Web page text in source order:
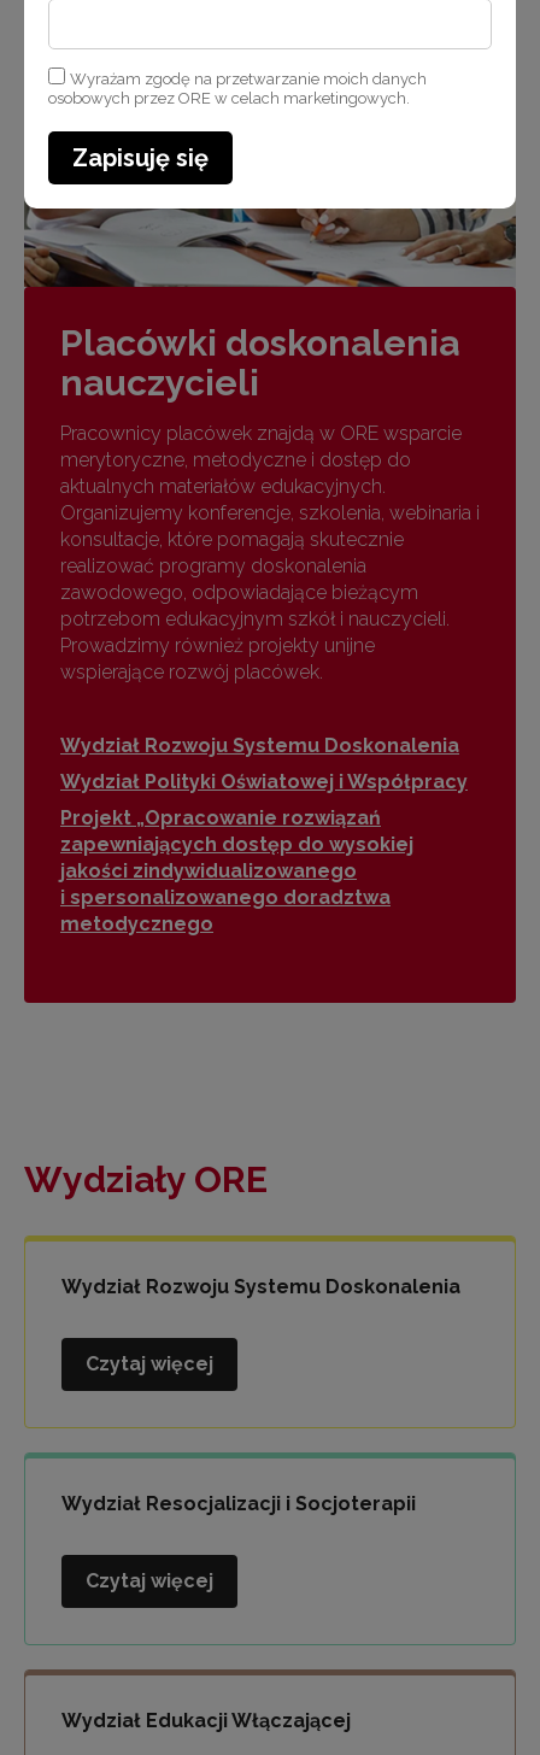
Placówki doskonalenia
nauczycieli
Pracownicy placówek znajdą w ORE wsparcie
merytoryczne, metodyczne i dostęp do
aktualnych materiałów edukacyjnych.
Organizujemy konferencje, szkolenia, webinaria i
konsultacje, które pomagają skutecznie
realizować programy doskonalenia
zawodowego, odpowiadające bieżącym
potrzebom edukacyjnym szkół i nauczycieli.
Prowadzimy również projekty unijne
wspierające rozwój placówek.
Wydział Rozwoju Systemu Doskonalenia
Wydział Polityki Oświatowej i Współpracy
Projekt „Opracowanie rozwiązań
zapewniających dostęp do wysokiej
jakości zindywidualizowanego
i spersonalizowanego doradztwa
metodycznego
Wydziały ORE
Wydział Rozwoju Systemu Doskonalenia
Wydział
Systemu
Doskonalenia
Czytaj więcej
Wydział Resocjalizacji i Socjoterapii
Wydział
i
Socjoterapii
Czytaj więcej
Wydział Edukacji Włączającej
Wyrażam zgodę na przetwarzanie moich danych
osobowych przez ORE w celach marketingowych.
Zapisuję się